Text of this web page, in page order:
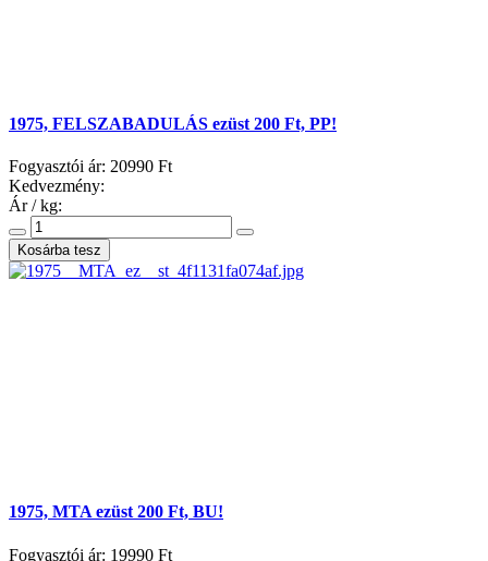
1975, FELSZABADULÁS ezüst 200 Ft, PP!
Fogyasztói ár: 20990 Ft
Kedvezmény:
Ár / kg:
1975, MTA ezüst 200 Ft, BU!
Fogyasztói ár: 19990 Ft